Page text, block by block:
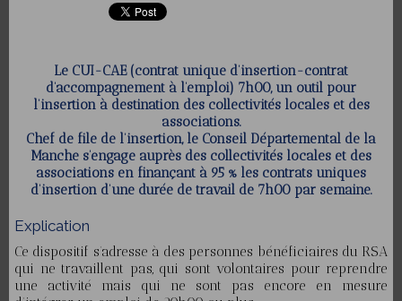
Le CUI-CAE (contrat unique d’insertion-contrat
d’accompagnement à l’emploi) 7h00, un outil pour
l’insertion à destination des collectivités locales et des
associations.
Chef de file de l’insertion, le Conseil Départemental de la
Manche s’engage auprès des collectivités locales et des
associations en finançant à 95 % les contrats uniques
d’insertion d’une durée de travail de 7h00 par semaine.
Explication
Ce dispositif s’adresse à des personnes bénéficiaires du RSA
qui ne travaillent pas, qui sont volontaires pour reprendre
une activité mais qui ne sont pas encore en mesure